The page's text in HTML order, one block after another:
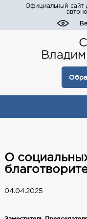
Официальный сайт
О
04.04.2025